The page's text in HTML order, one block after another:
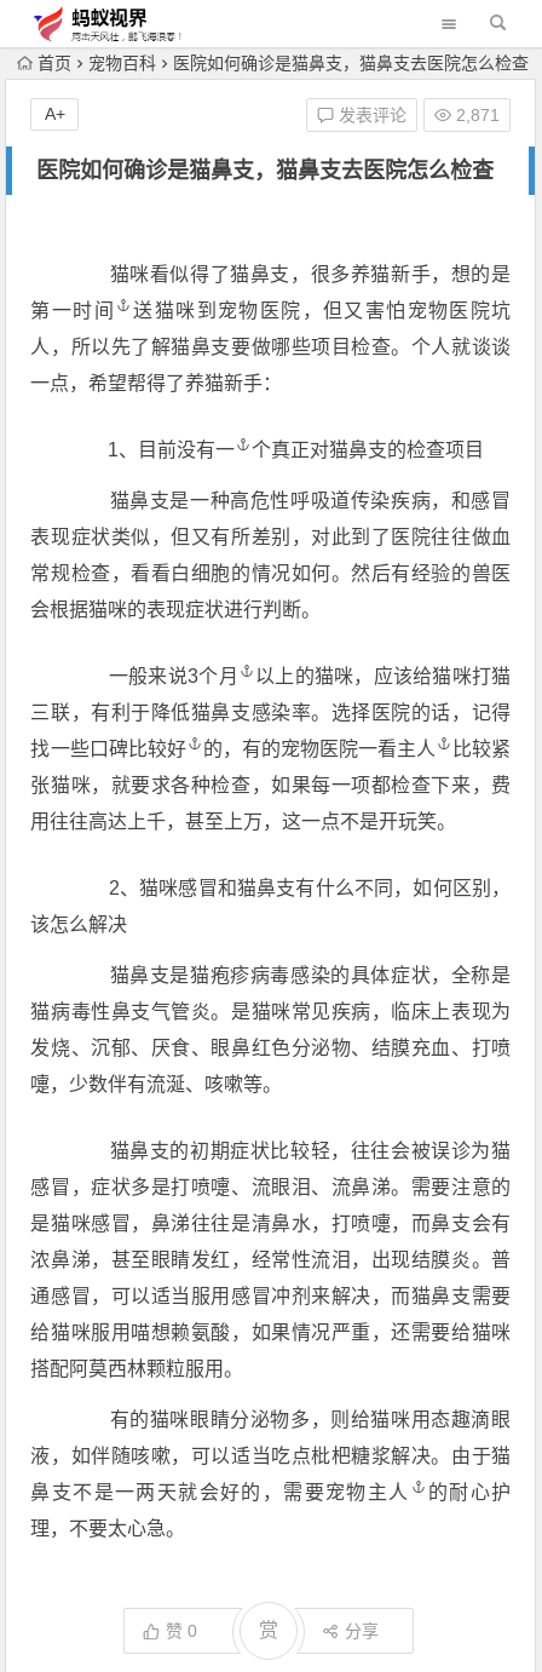
首页 宠物百科 医院如何确诊是猫鼻支，猫鼻支去医院怎么检查
医院如何确诊是猫鼻支，猫鼻支去医院怎么检查
发表评论 2,871
A+
猫咪看似得了猫鼻支，很多养猫新手，想的是
第一时间
送猫咪到宠物医院，但又害怕宠物医院坑
人，所以先了解猫鼻支要做哪些项目检查。个人就谈谈
一点，希望帮得了养猫新手：
1、目前没有一 个真正对猫鼻支的检查项目
猫鼻支是一种高危性呼吸道传染疾病，和感冒
表现症状类似，但又有所差别，对此到了医院往往做血
常规检查，看看白细胞的情况如何。然后有经验的兽医
会根据猫咪的表现症状进行判断。
一般来说3个月
以上的猫咪，应该给猫咪打猫
三联，有利于降低猫鼻支感染率。选择医院的话，记得
找一些口碑比较好 的，有的宠物医院一看主人
比较紧
张猫咪，就要求各种检查，如果每一项都检查下来，费
用往往高达上千，甚至上万，这一点不是开玩笑。
2、猫咪感冒和猫鼻支有什么不同，如何区别，
该怎么解决
猫鼻支是猫疱疹病毒感染的具体症状，全称是
猫病毒性鼻支气管炎。是猫咪常见疾病，临床上表现为
发烧、沉郁、厌食、眼鼻红色分泌物、结膜充血、打喷
嚏，少数伴有流涎、咳嗽等。
猫鼻支的初期症状比较轻，往往会被误诊为猫
感冒，症状多是打喷嚏、流眼泪、流鼻涕。需要注意的
是猫咪感冒，鼻涕往往是清鼻水，打喷嚏，而鼻支会有
浓鼻涕，甚至眼睛发红，经常性流泪，出现结膜炎。普
通感冒，可以适当服用感冒冲剂来解决，而猫鼻支需要
给猫咪服用喵想赖氨酸，如果情况严重，还需要给猫咪
搭配阿莫西林颗粒服用。
有的猫咪眼睛分泌物多，则给猫咪用态趣滴眼
液，如伴随咳嗽，可以适当吃点枇杷糖浆解决。由于猫
鼻支不是一两天就会好的，需要宠物主人
的耐心护
理，不要太心急。
赞0 赏 分享